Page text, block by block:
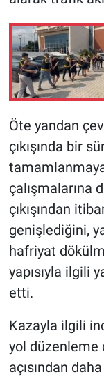
Öte yandan
çıkışında bir
çalışmalarına
çıkışından
genişlediğini,
hafriyat
yapısıyla ilgili
etti.
Kazayla ilgili
yol düzenleme
açısından